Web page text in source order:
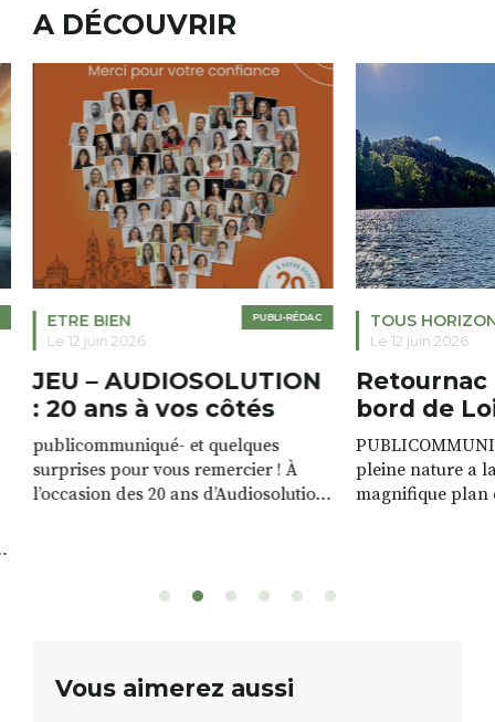
A DÉCOUVRIR
PUBLI-RÉDAC
ETRE BIEN
Le 12 juin 2026
JEU – AUDIOSOLUTION
: 20 ans à vos côtés
publicommuniqué- et quelques
surprises pour vous remercier ! À
l’occasion des 20 ans d’Audiosolution,
sont à gagner, sélectionnés auprès
12h à […]
TOUS
Le 12 juin 2026
Retournac
bord de
pleine nature a
magnifique plan
Vous aimerez aussi